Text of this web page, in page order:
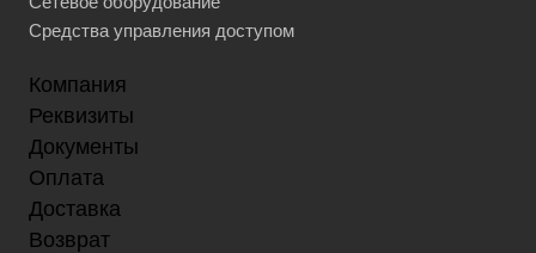
Средства управления доступом
Компания
Реквизиты
Документы
Оплата
Доставка
Возврат